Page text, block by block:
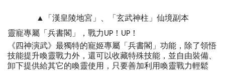
▲「漢皇陵地宮」、「玄武神柱」仙境副本
靈寵專屬「兵書閣」，戰力UP！UP！
《四神演武》最獨特的寵姬專屬「兵書閣」功能，除了領悟
技能提升喚靈戰力外，還可以收藏特殊技能，並自由裝備、
卸下提供給其它的喚靈使用，只要善加利用喚靈戰力輕鬆